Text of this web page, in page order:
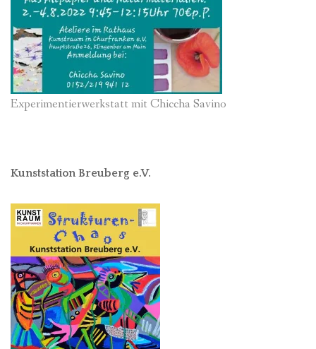
Experimentierwerkstatt mit Chiccha Savino
Kunststation Breuberg e.V.